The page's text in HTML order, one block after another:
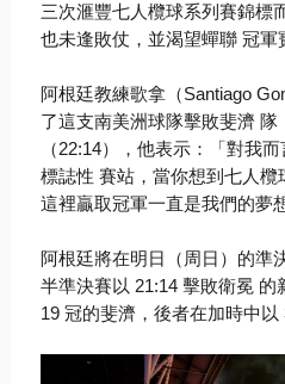
三次滙豐七人欖球系列賽錦標
也未逢敗仗，並渴望蟬聯 冠軍
阿根廷教練歌拿（Santiago
了這支南美洲球隊擊敗斐濟 隊
（22:14），他表示：「對我
標誌性 賽站，當你想到七人
這裡贏取冠軍一直是我們的夢
阿根廷將在明日（周日）的準
半準決賽以 21:14 擊敗衛冕 的
19 冠的斐濟，後者在加時中以